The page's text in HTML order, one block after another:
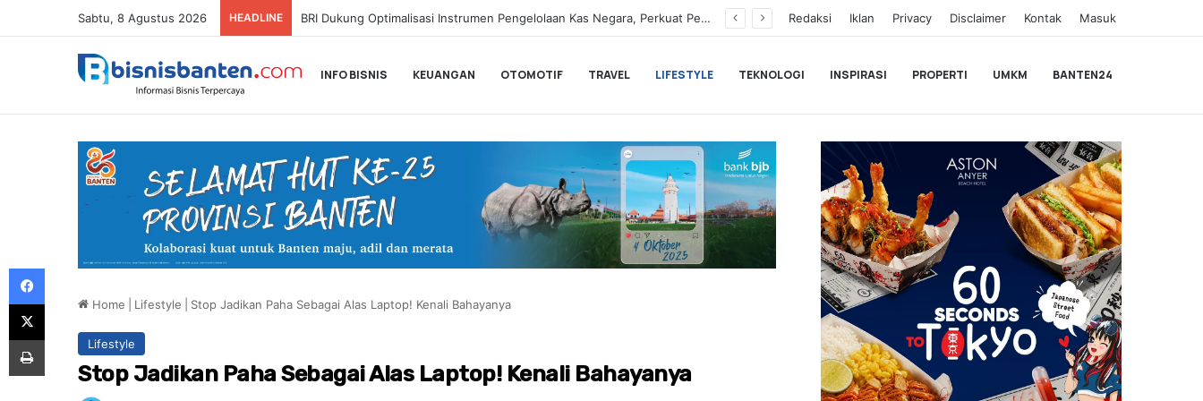
Sabtu, 8 Agustus 2026 HEADLINE Hampir Sentuh 70.000 Pengguna, Polytron Optimis Sambut Ajang GIIAS 2026 dengan Respon Positif Redaksi Iklan Privacy Disclaimer Kontak Masuk
INFO BISNIS KEUANGAN OTOMOTIF TRAVEL LIFESTYLE TEKNOLOGI INSPIRASI PROPERTI UMKM BANTEN24
Home Lifestyle Stop Jadikan Paha Sebagai Alas Laptop! Kenali Bahayanya
Lifestyle
Stop Jadikan Paha Sebagai Alas Laptop! Kenali Bahayanya
Facebook